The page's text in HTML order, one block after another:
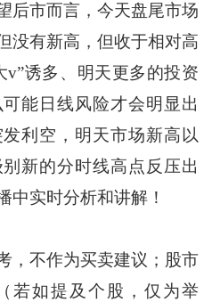
后市而言，今天盘尾市场
没有新高，但收于相对高
v”诱多、明天更多的投资
能日线风险才会明显出
利空，明天市场新高以
新的分时线高点反压出
中实时分析和讲解！
不作为买卖建议；股市
若如提及个股，仅为举